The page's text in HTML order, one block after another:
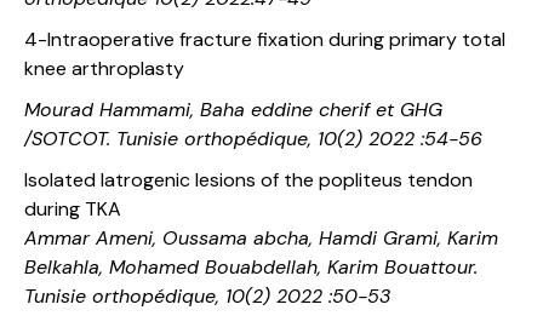
4-Intraoperative fracture fixation during primary total
knee arthroplasty
Mourad Hammami, Baha eddine cherif et GHG
/SOTCOT. Tunisie orthopédique, 10(2) 2022 :54-56
Isolated Iatrogenic lesions of the popliteus tendon
during TKA
Ammar Ameni, Oussama abcha, Hamdi Grami, Karim
Belkahla, Mohamed Bouabdellah, Karim Bouattour.
Tunisie orthopédique, 10(2) 2022 :50-53